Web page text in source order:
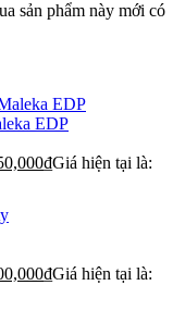
sản phẩm này mới có
EDP
₫Giá hiện tại là:
₫Giá hiện tại là: